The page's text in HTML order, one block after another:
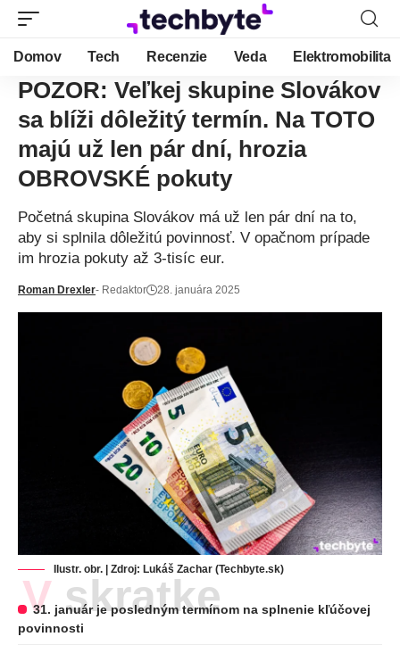
Domov Tech Recenzie Veda Elektromobilita
POZOR: Veľkej skupine Slovákov
sa blíži dôležitý termín. Na TOTO
majú už len pár dní, hrozia
OBROVSKÉ pokuty
Početná skupina Slovákov má už len pár dní na to,
aby si splnila dôležitú povinnosť. V opačnom prípade
im hrozia pokuty až 3-tisíc eur.
Roman Drexler- Redaktor 28. januára 2025
Ilustr. obr. | Zdroj: Lukáš Zachar (Techbyte.sk)
V skratke
31. január je posledným termínom na splnenie kľúčovej
povinnosti